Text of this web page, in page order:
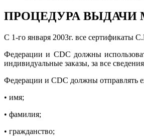
ПРОЦЕДУРА ВЫДАЧИ
С 1-го января 2003г. все сертификаты
Федерации и CDС должны
индивидуальные заказы, за все
Федерации и CDC должны
• имя;
• фамилия;
• гражданство;